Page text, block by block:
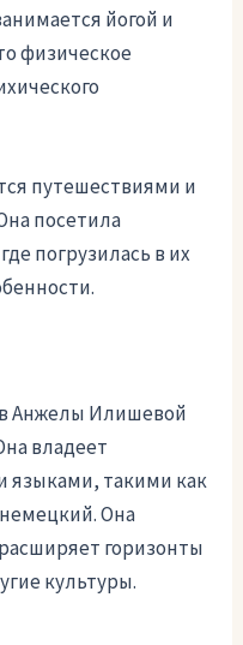
йогой и
физическое
путешествиями и
посетила
погрузилась в их
Анжелы Илишевой
владеет
языками, такими как
Она
горизонты
культуры.